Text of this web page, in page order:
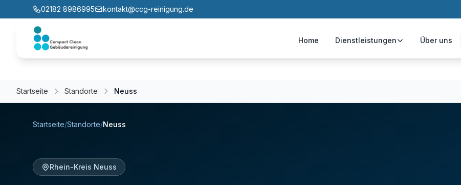
02182 8986995 kontakt@ccg-reinigung.de
Home Dienstleistungen Über uns
Startseite Standorte Neuss
Startseite/Standorte/Neuss
Rhein-Kreis Neuss